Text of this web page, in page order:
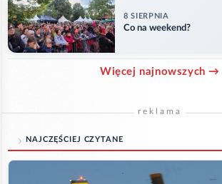
8 SIERPNIA
Co na weekend?
Więcej najnowszych →
reklama
NAJCZĘŚCIEJ CZYTANE